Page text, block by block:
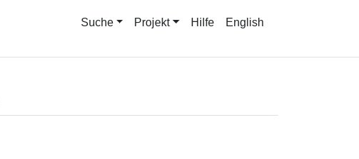
Suche Projekt Hilfe English